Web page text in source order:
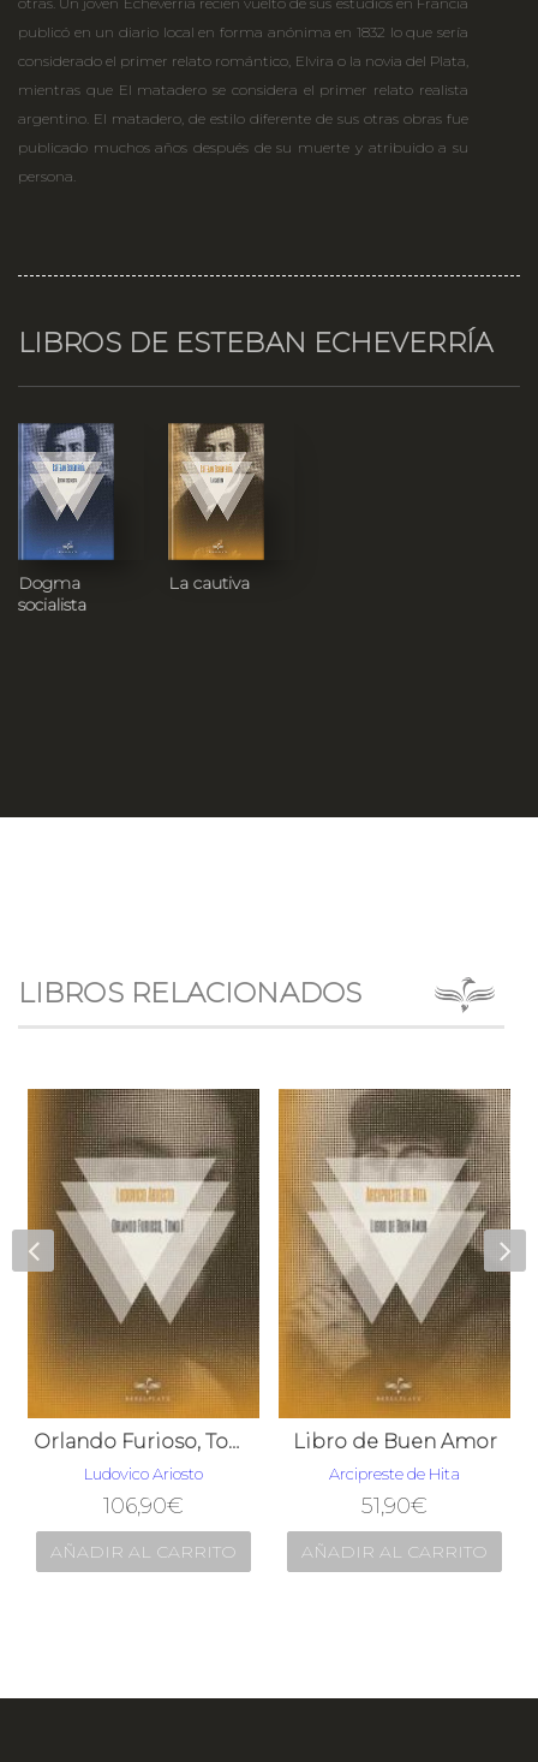
publicó en un diario local en forma anónima en 1832 lo que sería
considerado el primer relato romántico, Elvira o la novia del Plata,
mientras que El matadero se considera el primer relato realista
argentino. El matadero, de estilo diferente de sus otras obras fue
publicado muchos años después de su muerte y atribuido a su
persona.
LIBROS DE ESTEBAN ECHEVERRÍA
Dogma
socialista
La cautiva
LIBROS RELACIONADOS
Orlando Furioso, Tomo I
Ludovico Ariosto
106,90€
AÑADIR AL CARRITO
Libro de Buen Amor
Arcipreste de Hita
51,90€
AÑADIR AL CARRITO